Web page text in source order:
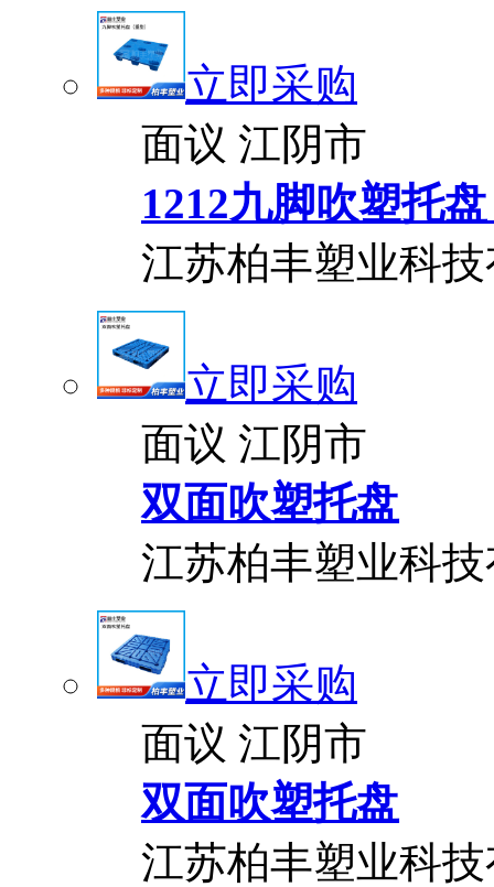
立即采购
面议 江阴市
1212九脚吹塑托
江苏柏丰塑业科
立即采购
面议 江阴市
双面吹塑托盘
江苏柏丰塑业科
立即采购
面议 江阴市
双面吹塑托盘
江苏柏丰塑业科